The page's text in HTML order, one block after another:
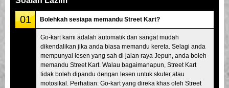
Tokyo Shinagawa Tokyo Akihabara#1
Tokyo Akihabara#2 Tokyo Shibuya
Tokyo Shibuya Annex Tokyo Bay
Tokyo Asakusa Osaka
01 Bolehkah sesiapa memandu Street Kart?
Go-kart kami adalah automatik dan sangat mudah
dikendalikan jika anda biasa memandu kereta. Selagi anda
mempunyai lesen yang sah di jalan raya Jepun, anda boleh
memandu Street Kart. Walau bagaimanapun, Street Kart
tidak boleh dipandu dengan lesen untuk skuter atau
motosikal. Perhatian: Go-kart yang direka khas oleh Street